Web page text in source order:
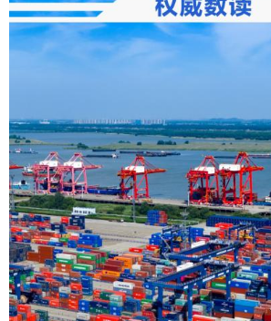
学术中国 乡村振兴 银龄
旅游
公益 一带一路 亚太网
文化产业
地方频道
北京 天津 河北